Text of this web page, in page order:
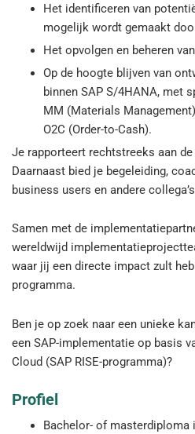
Het identificeren van
mogelijk wordt gemaakt
Het opvolgen en beheren
Op de hoogte blijven van
binnen SAP S/4HANA, met
MM (Materials
O2C (Order-to-Cash).
Je rapporteert rechtstreeks aan de
Daarnaast bied je begeleiding,
business users en andere
Samen met de
wereldwijd
waar jij een directe impact zult
programma.
Ben je op zoek naar een unieke
een SAP-implementatie op basis
Cloud (SAP RISE-programma)?
Profiel
Bachelor- of masterdiploma